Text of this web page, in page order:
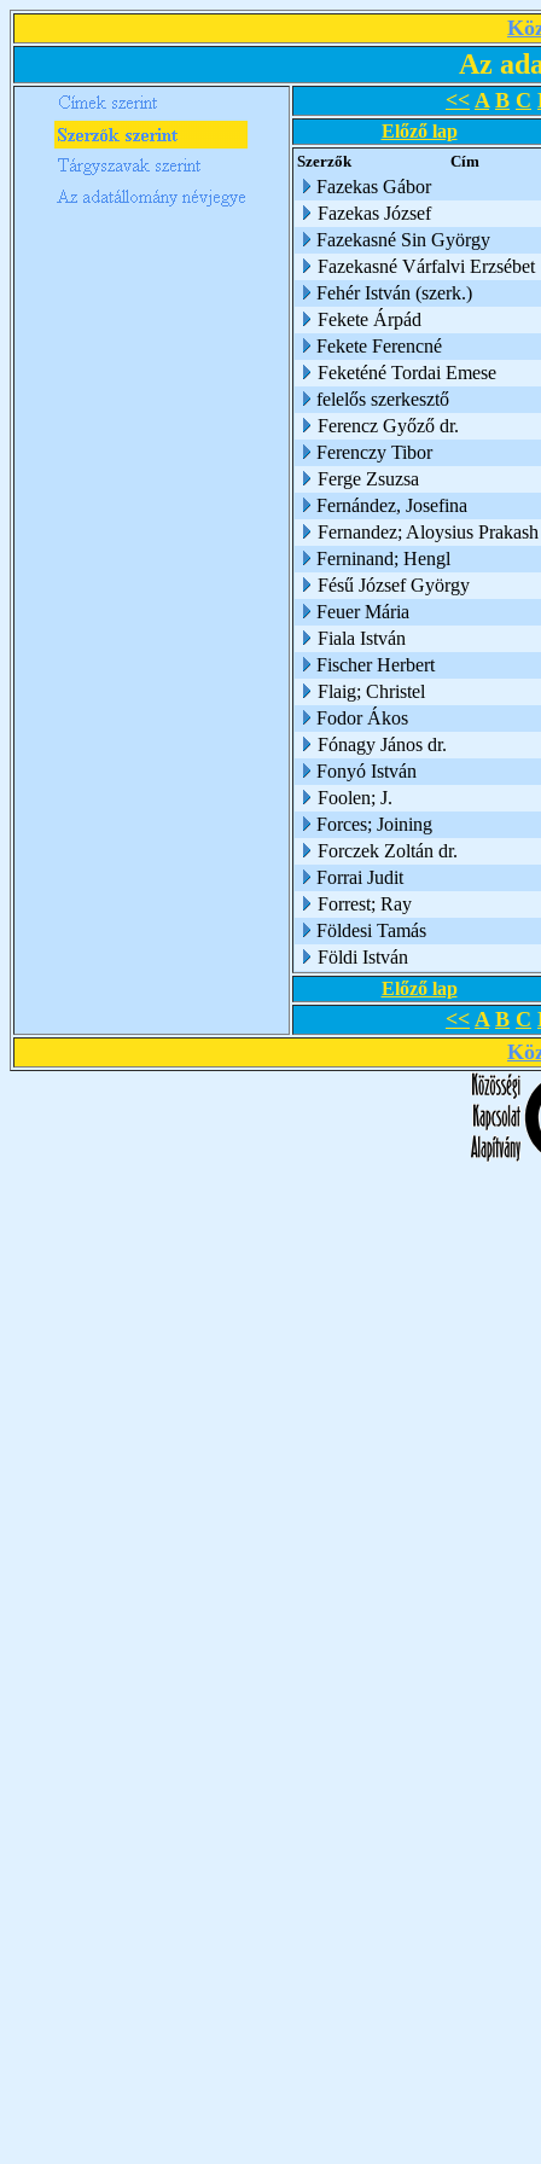
Az
<< A B C
Előző lap
Szerzők Cím
Fazekas Gábor
Fazekas József
Fazekasné Sin György
Fazekasné Várfalvi Erzsébet
Fehér István (szerk.)
Fekete Árpád
Fekete Ferencné
Feketéné Tordai Emese
felelős szerkesztő
Ferencz Győző dr.
Ferenczy Tibor
Ferge Zsuzsa
Fernández, Josefina
Fernandez; Aloysius Prakash
Ferninand; Hengl
Fésű József György
Feuer Mária
Fiala István
Fischer Herbert
Flaig; Christel
Fodor Ákos
Fónagy János dr.
Fonyó István
Foolen; J.
Forces; Joining
Forczek Zoltán dr.
Forrai Judit
Forrest; Ray
Földesi Tamás
Földi István
Előző lap
<< A B C